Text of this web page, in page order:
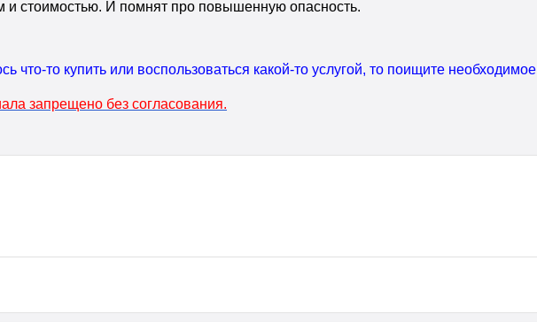
стоимостью. И помнят про повышенную опасность.
что-то купить или воспользоваться какой-то услугой, то поищите необходимое
запрещено без согласования.